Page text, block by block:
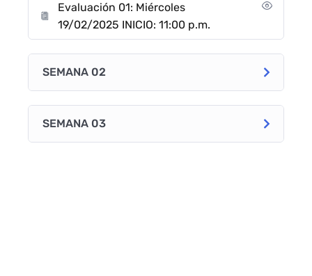
Evaluación 01: Miércoles
19/02/2025 INICIO: 11:00 p.m.
SEMANA 02
SEMANA 03